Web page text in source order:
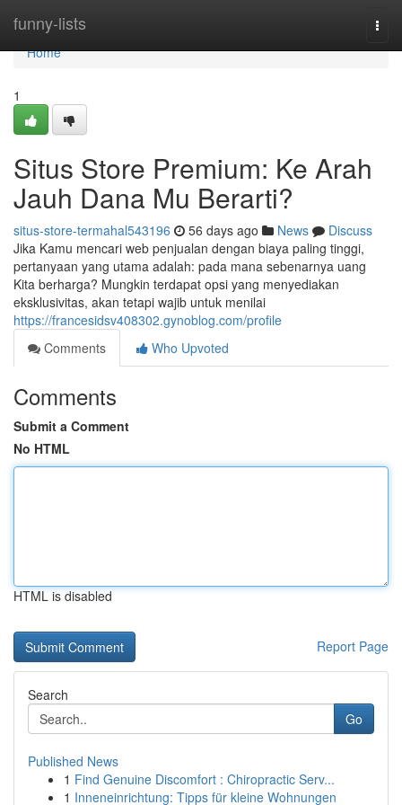
funny-lists
Home
Home
1
Situs Store Premium: Ke Arah
Jauh Dana Mu Berarti?
situs-store-termahal543196 56 days ago News
Discuss
Jika Kamu mencari web penjualan dengan biaya paling tinggi,
pertanyaan yang utama adalah: pada mana sebenarnya uang
Kita berharga? Mungkin terdapat opsi yang menyediakan
eksklusivitas, akan tetapi wajib untuk menilai
https://francesidsv408302.gynoblog.com/profile
Comments
Who Upvoted
Comments
Submit a Comment
No HTML
HTML is disabled
Report Page
Search
Go
Published News
1 Find Genuine Discomfort : Chiropractic Serv...
1 Inneneinrichtung: Tipps für kleine Wohnungen